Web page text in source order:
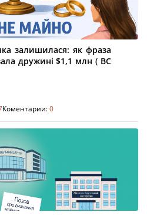
залишилася: як фраза
дружині $1,1 млн ( ВС
Коментарии:0